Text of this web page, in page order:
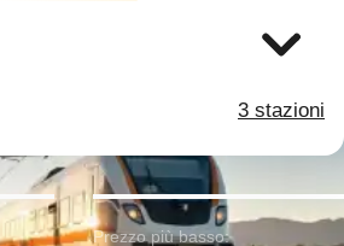
3 stazioni
Prezzo più basso: